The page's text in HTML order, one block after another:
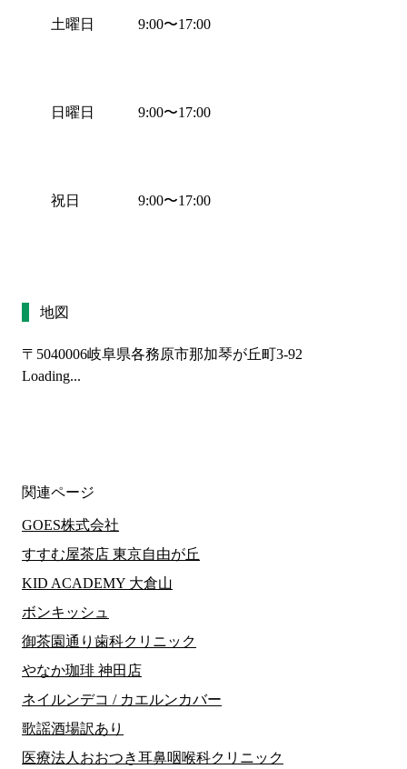
土曜日
日曜日
祝日
9:00〜17:00
9:00〜17:00
9:00〜17:00
地図
〒5040006岐阜県各務原市那加琴が丘町3-92
Loading...
関連ページ
GOES株式会社
すすむ屋茶店 東京自由が丘
KID ACADEMY 大倉山
ボンキッシュ
御茶園通り歯科クリニック
やなか珈琲 神田店
ネイルンデコ / カエルンカバー
歌謡酒場訳あり
医療法人おおつき耳鼻咽喉科クリニック